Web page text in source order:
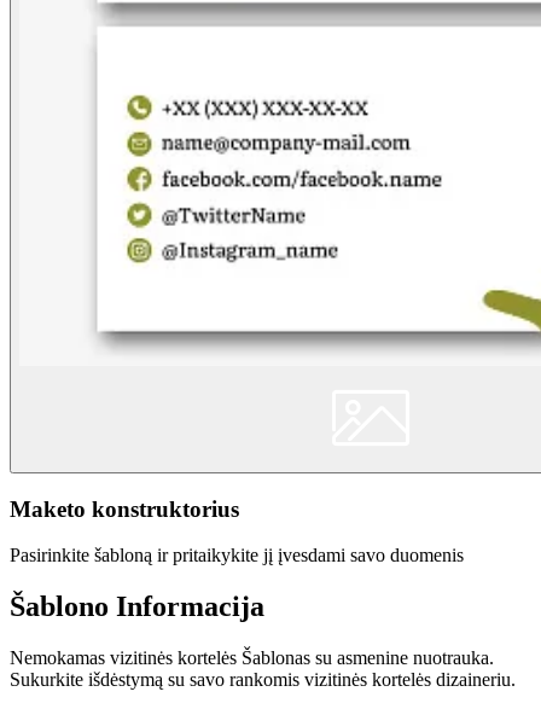
Maketo konstruktorius
Pasirinkite šabloną ir pritaikykite jį įvesdami savo duomenis
Šablono Informacija
Nemokamas vizitinės kortelės Šablonas su asmenine nuotrauka.
Sukurkite išdėstymą su savo rankomis vizitinės kortelės dizaineriu.